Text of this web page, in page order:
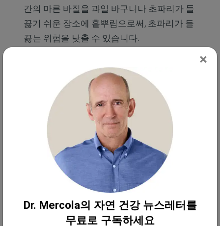
간의 마른 바질을 과일 바구니나 초파리가 들
끓기 쉬운 장소에 흩뿌림으로써, 초파리가 들
끓는 위험을 낮출 수 있습니다.
초파리와 함께 사는 것은 집주인의 가장 흔한 걱정거
리 중 하나가 될 수 있는데, 이는 특히 여러분이 신선
한 과일을 매우 좋아하시거나 집에서 요리를 해 드시
는 경우 더욱 그렇습니다.
초파리가 들끓는 것은 골치 아픈 일처럼 보일 수 있지
만, 주방을 깨끗하게 유지하고, 과일과 채소를 적절하
게 보관하는 것이 이를 해결할 수 있는 핵심입니다.
초파리에 관해 자주 묻는 질문(FAQ)
질문: 초파리가 사람을 무나요?
×
Dr. Mercola의 자연 건강 뉴스레터를
무료로 구독하세요